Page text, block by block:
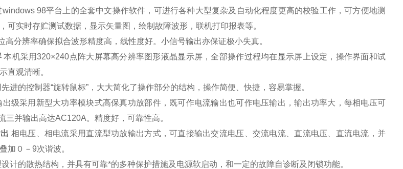
98平台上的全套中文操作软件，可进行各种大型复杂及自动化程度更高的校验工作，可方便地测
可实时存贮测试数据，显示矢量图，绘制故障波形，联机打印报表等。
高分辨率确保拟合波形精度高，线性度好。小信号输出亦保证极小失真。
本机采用320×240点阵大屏幕高分辨率图形液晶显示屏，全部操作过程均在显示屏上设定，操作界面和试
直观清晰。
进的控制器“旋转鼠标”，大大简化了操作部分的结构，操作简便、快捷，容易掌握。
出级采用新型大功率模块式高保真功放部件，既可作电流输出也可作电压输出，输出功率大，每相电压可
三并输出高达AC120A。精度好，可靠性高。
相电压、相电流采用直流型功放输出方式，可直接输出交流电压、交流电流、直流电压、直流电流，并
加０－9次谐波。
计的散热结构，并具有可靠*的多种保护措施及电源软启动，和一定的故障自诊断及闭锁功能。